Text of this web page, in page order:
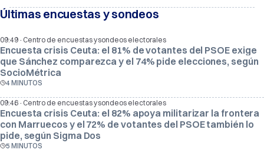
Últimas encuestas y sondeos
09:49· Centro de encuestas y sondeos electorales
Encuesta crisis Ceuta: el 81% de votantes del PSOE exige
que Sánchez comparezca y el 74% pide elecciones, según
SocioMétrica
4 MINUTOS
09:46· Centro de encuestas y sondeos electorales
Encuesta crisis Ceuta: el 82% apoya militarizar la frontera
con Marruecos y el 72% de votantes del PSOE también lo
pide, según Sigma Dos
5 MINUTOS